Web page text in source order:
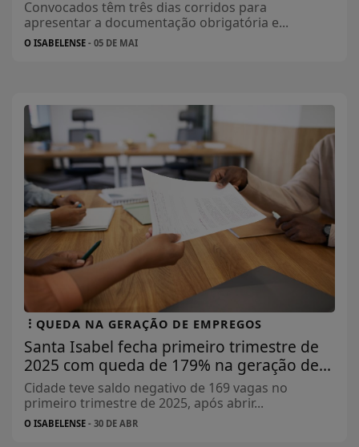
Convocados têm três dias corridos para
apresentar a documentação obrigatória e...
O ISABELENSE - 05 DE MAI
QUEDA NA GERAÇÃO DE EMPREGOS
Santa Isabel fecha primeiro trimestre de
2025 com queda de 179% na geração de...
Cidade teve saldo negativo de 169 vagas no
primeiro trimestre de 2025, após abrir...
O ISABELENSE - 30 DE ABR